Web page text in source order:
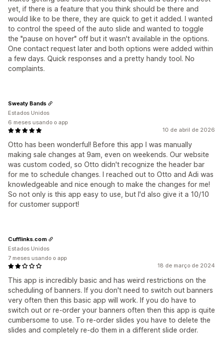
yet, if there is a feature that you think should be there and
would like to be there, they are quick to get it added. I wanted
to control the speed of the auto slide and wanted to toggle
the "pause on hover" off but it wasn't available in the options.
One contact request later and both options were added within
a few days. Quick responses and a pretty handy tool. No
complaints.
10 de abril de 2026
Otto has been wonderful! Before this app I was manually
making sale changes at 9am, even on weekends. Our website
was custom coded, so Otto didn't recognize the header bar
for me to schedule changes. I reached out to Otto and Adi was
knowledgeable and nice enough to make the changes for me!
So not only is this app easy to use, but I'd also give it a 10/10
for customer support!
Sweaty Bands
Estados Unidos
6 meses usando o app
18 de março de 2024
This app is incredibly basic and has weird restrictions on the
scheduling of banners. If you don't need to switch out banners
very often then this basic app will work. If you do have to
switch out or re-order your banners often then this app is quite
cumbersome to use. To re-order slides you have to delete the
slides and completely re-do them in a different slide order.
Cufflinks.com
Estados Unidos
7 meses usando o app